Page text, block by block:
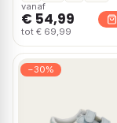
vanaf
€ 54,99
tot € 69,99
−30%